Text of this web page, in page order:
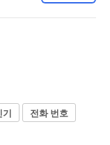
기
전화 번호